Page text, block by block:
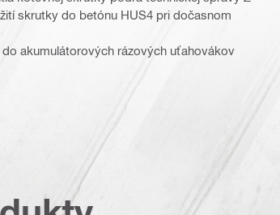
skrutky do betónu HUS4 pri dočasnom
akumulátorových rázových uťahovákov